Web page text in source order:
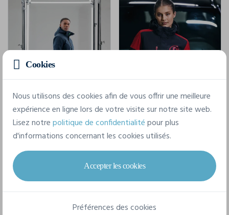
Overlanding Veste Softshell Hommes
S - 5XL
Cookies
Nous utilisons des cookies afin de vous offrir une meilleure
expérience en ligne lors de votre visite sur notre site web.
Lisez notrepolitique de confidentialitépour plus
d'informations concernant les cookies utilisés.
Accepter les cookies
Préférences des cookies